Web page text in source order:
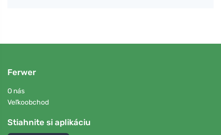
Ferwer
O nás
Veľkoobchod
Stiahnite si aplikáciu